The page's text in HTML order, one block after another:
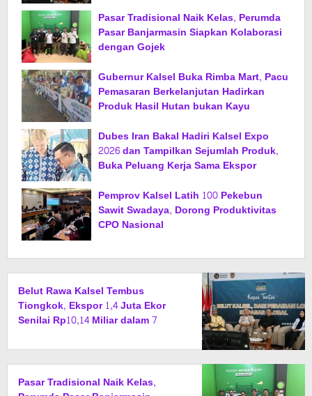
Pasar Tradisional Naik Kelas, Perumda
Pasar Banjarmasin Siapkan Kolaborasi
dengan Gojek
Gubernur Kalsel Buka Rimba Mart, Pacu
Pemasaran Berkelanjutan Hadirkan
Produk Hasil Hutan bukan Kayu
Dubes Iran Bakal Hadiri Kalsel Expo
2026 dan Tampilkan Sejumlah Produk,
Buka Peluang Kerja Sama Ekspor
Pemprov Kalsel Latih 100 Pekebun
Sawit Swadaya, Dorong Produktivitas
CPO Nasional
Belut Rawa Kalsel Tembus
Tiongkok, Ekspor 1,4 Juta Ekor
Senilai Rp10,14 Miliar dalam 7
Pasar Tradisional Naik Kelas,